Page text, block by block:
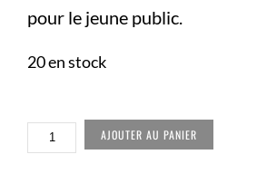
pour le jeune public.
20 en stock
QUANTITÉ
AJOUTER AU PANIER